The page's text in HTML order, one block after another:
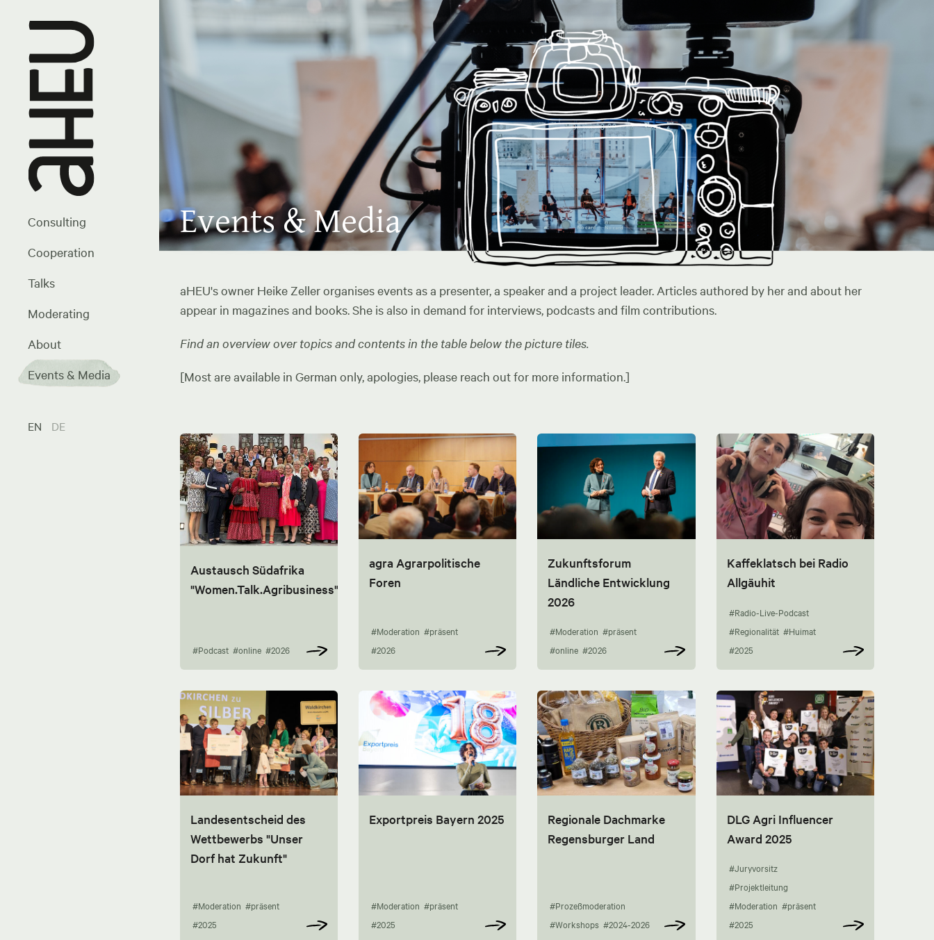
Consulting
Cooperation
Talks
Moderating
About
Events & Media
EN DE
Events & Media
aHEU's owner Heike Zeller organises events as a presenter, a speaker and a project leader. Articles authored by her and about her
appear in magazines and books. She is also in demand for interviews, podcasts and film contributions.
Find an overview over topics and contents in the table below the picture tiles.
[Most are available in German only, apologies, please reach out for more information.]
Austausch Südafrika
"Women.Talk.Agribusiness"
#Podcast #online #2026
agra Agrarpolitische
Foren
#Moderation #präsent
#2026
Zukunftsforum
Ländliche Entwicklung
2026
#Moderation #präsent
#online #2026
Kaffeklatsch bei Radio
Allgäuhit
#Radio-Live-Podcast
#Regionalität #Huimat
#2025
Landesentscheid des
Wettbewerbs "Unser
Dorf hat Zukunft"
#Moderation #präsent
#2025
Exportpreis Bayern 2025
#Moderation #präsent
#2025
Regionale Dachmarke
Regensburger Land
#Prozeßmoderation
#Workshops #2024-2026
DLG Agri Influencer
Award 2025
#Juryvorsitz
#Projektleitung
#Moderation #präsent
#2025